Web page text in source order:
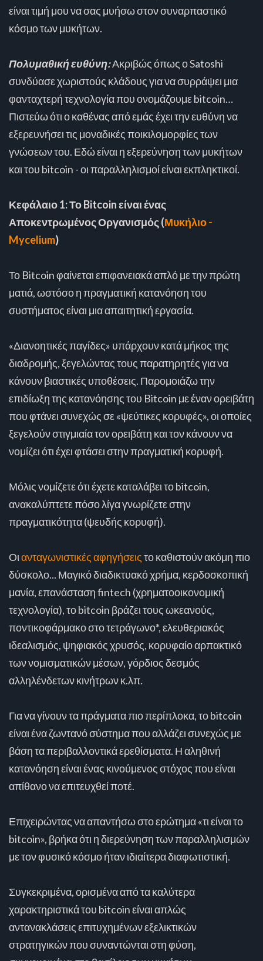
είναι τιμή μου να σας μυήσω στον συναρπαστικό
κόσμο των μυκήτων.
Πολυμαθική ευθύνη:Ακριβώς όπως ο Satoshi
συνδύασε χωριστούς κλάδους για να συρράψει μια
φανταχτερή τεχνολογία που ονομάζουμε bitcoin…
Πιστεύω ότι ο καθένας από εμάς έχει την ευθύνη να
εξερευνήσει τις μοναδικές ποικιλομορφίες των
γνώσεων του. Εδώ είναι η εξερεύνηση των μυκήτων
και του bitcoin - οι παραλληλισμοί είναι εκπληκτικοί.
Κεφάλαιο 1: Το Bitcoin είναι ένας
Αποκεντρωμένος Οργανισμός (Μυκήλιο -
Mycelium)
Το Bitcoin φαίνεται επιφανειακά απλό με την πρώτη
ματιά, ωστόσο η πραγματική κατανόηση του
συστήματος είναι μια απαιτητική εργασία.
«Διανοητικές παγίδες» υπάρχουν κατά μήκος της
διαδρομής, ξεγελώντας τους παρατηρητές για να
κάνουν βιαστικές υποθέσεις. Παρομοιάζω την
επιδίωξη της κατανόησης του Bitcoin με έναν ορειβάτη
που φτάνει συνεχώς σε «ψεύτικες κορυφές», οι οποίες
ξεγελούν στιγμιαία τον ορειβάτη και τον κάνουν να
νομίζει ότι έχει φτάσει στην πραγματική κορυφή.
Μόλις νομίζετε ότι έχετε καταλάβει το bitcoin,
ανακαλύπτετε πόσο λίγα γνωρίζετε στην
πραγματικότητα (ψευδής κορυφή).
Οιανταγωνιστικές αφηγήσειςτο καθιστούν ακόμη πιο
δύσκολο... Μαγικό διαδικτυακό χρήμα, κερδοσκοπική
μανία, επανάσταση fintech (χρηματοοικονομική
τεχνολογία), το bitcoin βράζει τους ωκεανούς,
ποντικοφάρμακο στο τετράγωνο*, ελευθεριακός
ιδεαλισμός, ψηφιακός χρυσός, κορυφαίο αρπακτικό
των νομισματικών μέσων, γόρδιος δεσμός
αλληλένδετων κινήτρων κ.λπ.
Για να γίνουν τα πράγματα πιο περίπλοκα, το bitcoin
είναι ένα ζωντανό σύστημα που αλλάζει συνεχώς με
βάση τα περιβαλλοντικά ερεθίσματα. Η αληθινή
κατανόηση είναι ένας κινούμενος στόχος που είναι
απίθανο να επιτευχθεί ποτέ.
Επιχειρώντας να απαντήσω στο ερώτημα «τι είναι το
bitcoin», βρήκα ότι η διερεύνηση των παραλληλισμών
με τον φυσικό κόσμο ήταν ιδιαίτερα διαφωτιστική.
Συγκεκριμένα, ορισμένα από τα καλύτερα
χαρακτηριστικά του bitcoin είναι απλώς
αντανακλάσεις επιτυχημένων εξελικτικών
στρατηγικών που συναντώνται στη φύση,